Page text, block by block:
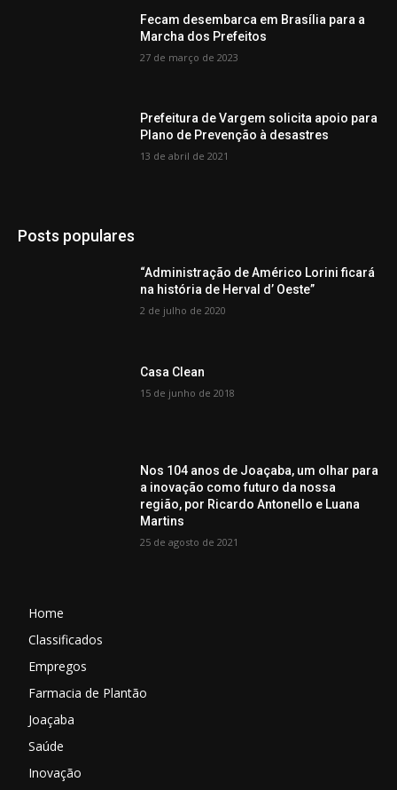
Fecam desembarca em Brasília para a
Marcha dos Prefeitos
27 de março de 2023
Prefeitura de Vargem solicita apoio para
Plano de Prevenção à desastres
13 de abril de 2021
Posts populares
“Administração de Américo Lorini ficará
na história de Herval d’ Oeste”
2 de julho de 2020
Casa Clean
15 de junho de 2018
Nos 104 anos de Joaçaba, um olhar para
a inovação como futuro da nossa
região, por Ricardo Antonello e Luana
Martins
25 de agosto de 2021
Home
Classificados
Empregos
Farmacia de Plantão
Joaçaba
Saúde
Inovação